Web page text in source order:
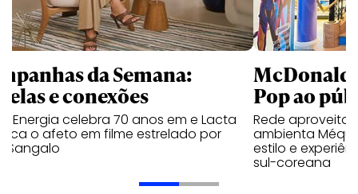
da Semana:
e conexões
Energia celebra 70 anos em e Lacta
o afeto em filme estrelado por
Sangalo
Pop ao
Rede aproveita
ambienta Méqui
estilo e
sul-coreana